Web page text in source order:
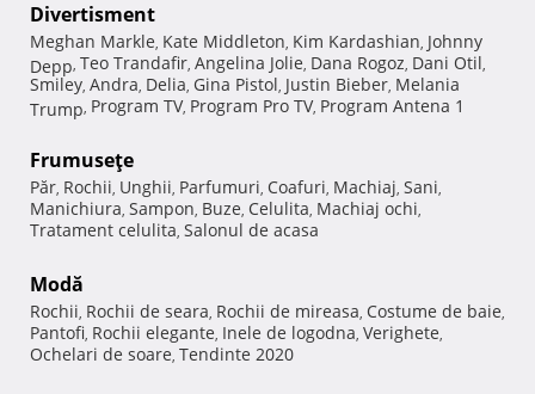
Divertisment
Meghan Markle, Kate Middleton, Kim Kardashian, Johnny
Depp, Teo Trandafir, Angelina Jolie, Dana Rogoz, Dani Otil,
Smiley, Andra, Delia, Gina Pistol, Justin Bieber, Melania
Trump, Program TV, Program Pro TV, Program Antena 1
Frumuseţe
Păr, Rochii, Unghii, Parfumuri, Coafuri, Machiaj, Sani,
Manichiura, Sampon, Buze, Celulita, Machiaj ochi,
Tratament celulita, Salonul de acasa
Modă
Rochii, Rochii de seara, Rochii de mireasa, Costume de baie,
Pantofi, Rochii elegante, Inele de logodna, Verighete,
Ochelari de soare, Tendinte 2020